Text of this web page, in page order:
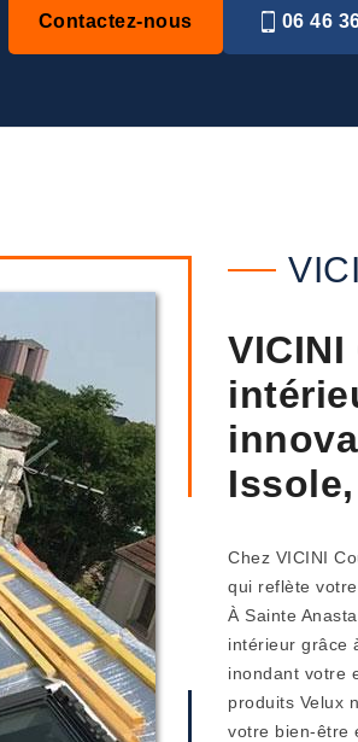
Contactez-nous 06 46
Chez VICINI
qui reflète
À Sainte
intérieur grâce
inondant votre
produits Velux
votre bien-être